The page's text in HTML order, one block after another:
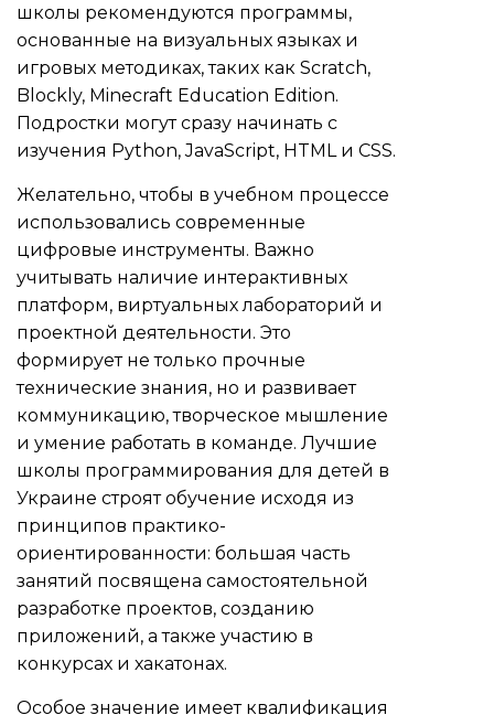
школы рекомендуются программы,
основанные на визуальных языках и
игровых методиках, таких как Scratch,
Blockly, Minecraft Education Edition.
Подростки могут сразу начинать с
изучения Python, JavaScript, HTML и CSS.
Желательно, чтобы в учебном процессе
использовались современные
цифровые инструменты. Важно
учитывать наличие интерактивных
платформ, виртуальных лабораторий и
проектной деятельности. Это
формирует не только прочные
технические знания, но и развивает
коммуникацию, творческое мышление
и умение работать в команде. Лучшие
школы программирования для детей в
Украине строят обучение исходя из
принципов практико-
ориентированности: большая часть
занятий посвящена самостоятельной
разработке проектов, созданию
приложений, а также участию в
конкурсах и хакатонах.
Особое значение имеет квалификация